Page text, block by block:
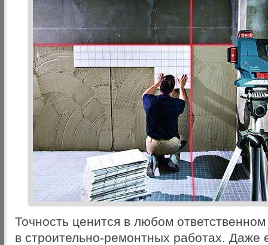
Точность ценится в любом
в строительно-ремонтных работах. Даже